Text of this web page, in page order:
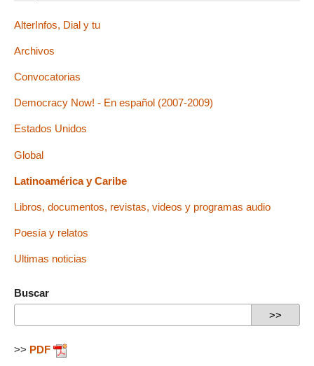
AlterInfos, Dial y tu
Archivos
Convocatorias
Democracy Now! - En español (2007-2009)
Estados Unidos
Global
Latinoamérica y Caribe
Libros, documentos, revistas, videos y programas audio
Poesía y relatos
Ultimas noticias
Buscar
>> PDF